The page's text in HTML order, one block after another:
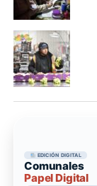
EDICIÓN DIGITAL
Comunales
Papel Digital